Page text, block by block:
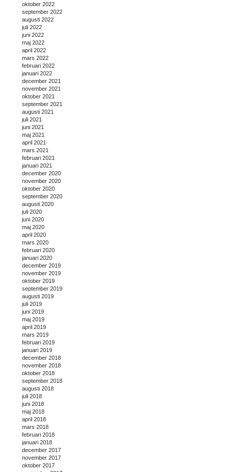
oktober 2022
september 2022
augusti 2022
juli 2022
juni 2022
maj 2022
april 2022
mars 2022
februari 2022
januari 2022
december 2021
november 2021
oktober 2021
september 2021
augusti 2021
juli 2021
juni 2021
maj 2021
april 2021
mars 2021
februari 2021
januari 2021
december 2020
november 2020
oktober 2020
september 2020
augusti 2020
juli 2020
juni 2020
maj 2020
april 2020
mars 2020
februari 2020
januari 2020
december 2019
november 2019
oktober 2019
september 2019
augusti 2019
juli 2019
juni 2019
maj 2019
april 2019
mars 2019
februari 2019
januari 2019
december 2018
november 2018
oktober 2018
september 2018
augusti 2018
juli 2018
juni 2018
maj 2018
april 2018
mars 2018
februari 2018
januari 2018
december 2017
november 2017
oktober 2017